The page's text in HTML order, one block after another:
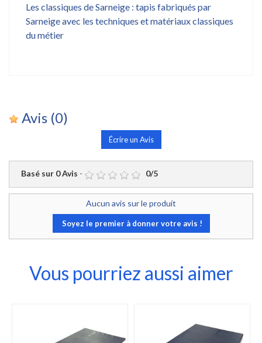
Les classiques de Sarneige : tapis fabriqués par
Sarneige avec les techniques et matériaux classiques
du métier
Avis (0)
Écrire un Avis
Basé sur 0Avis - 0/5
Aucun avis sur le produit
Soyez le premier à donner votre avis !
Vous pourriez aussi aimer